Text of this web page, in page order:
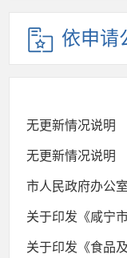
依申请
无更新情况说明
无更新情况说明
市人民政府办公
关于印发《咸宁
关于印发《食品